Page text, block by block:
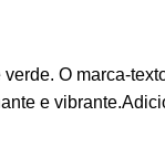
O marca-
e